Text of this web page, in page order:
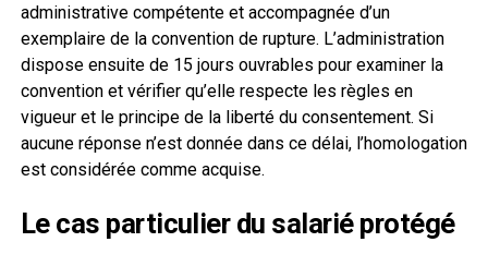
administrative compétente et accompagnée d’un
exemplaire de la convention de rupture. L’administration
dispose ensuite de 15 jours ouvrables pour examiner la
convention et vérifier qu’elle respecte les règles en
vigueur et le principe de la liberté du consentement. Si
aucune réponse n’est donnée dans ce délai, l’homologation
est considérée comme acquise.
Le cas particulier du salarié protégé